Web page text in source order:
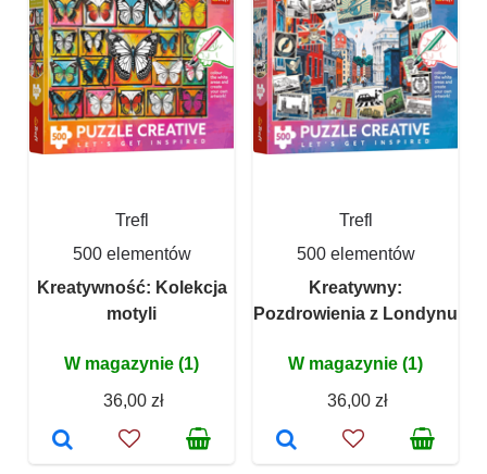
Trefl
500 elementów
Kreatywność: Kolekcja
motyli
W magazynie (1)
36,00 zł
Trefl
500 elementów
Kreatywny:
Pozdrowienia z Londynu
W magazynie (1)
36,00 zł